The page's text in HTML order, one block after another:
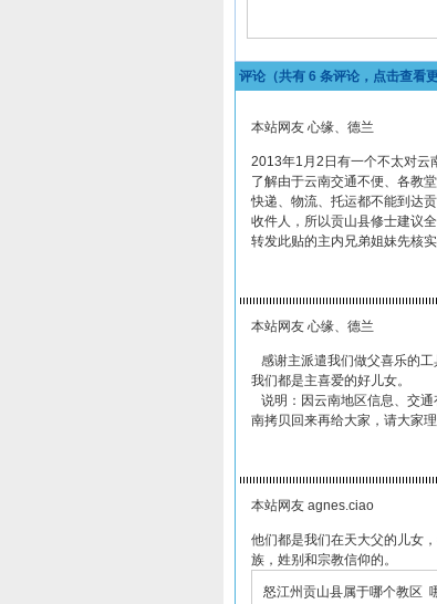
评论（共有 6 条评论，点击查看更
本站网友 心缘、德兰
2013年1月2日有一个不太对云
了解由于云南交通不便、各教
快递、物流、托运都不能到达
收件人，所以贡山县修士建议
转发此贴的主内兄弟姐妹先核
本站网友 心缘、德兰
感谢主派遣我们做父喜乐的工
我们都是主喜爱的好儿女。
说明：因云南地区信息、交
南拷贝回来再给大家，请大家
本站网友 agnes.ciao
他们都是我们在天大父的儿女
族，姓别和宗教信仰的。
怒江州贡山县属于哪个教区